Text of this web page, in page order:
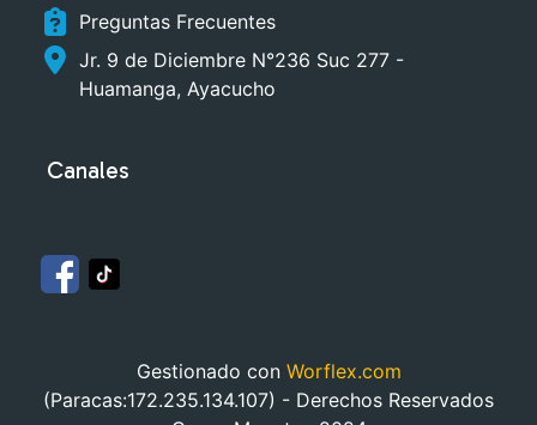
Preguntas Frecuentes
Jr. 9 de Diciembre N°236 Suc 277 -
Huamanga, Ayacucho
Canales
Gestionado con Worflex.com
(Paracas:172.235.134.107) - Derechos Reservados